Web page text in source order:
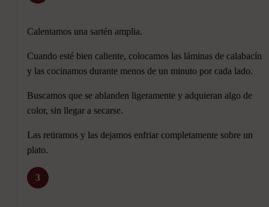
Calentamos una sartén amplia.
Cuando esté bien caliente, colocamos las láminas de calabacín
y las cocinamos durante menos de un minuto por cada lado.
Buscamos que se ablanden ligeramente y adquieran algo de
color, sin llegar a secarse.
Las retiramos y las dejamos enfriar completamente sobre un
plato.
3